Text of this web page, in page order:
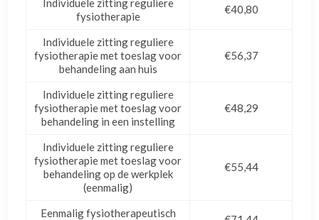
Individuele zitting reguliere
fysiotherapie
€40,80
Individuele zitting reguliere
fysiotherapie met toeslag voor
behandeling aan huis
€56,37
Individuele zitting reguliere
fysiotherapie met toeslag voor
behandeling in een instelling
€48,29
Individuele zitting reguliere
fysiotherapie met toeslag voor
behandeling op de werkplek
(eenmalig)
€55,44
Eenmalig fysiotherapeutisch